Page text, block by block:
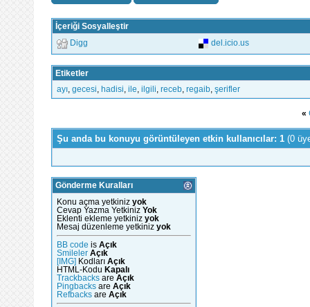
İçeriği Sosyalleştir
Digg del.icio.us
Etiketler
ayı gecesi hadisi ile ilgili receb regaib şerifler
«
Şu anda bu konuyu görüntüleyen etkin kullanıcılar: 1 (0
Gönderme Kuralları
Konu açma yetkiniz yok
Cevap Yazma Yetkiniz Yok
Eklenti ekleme yetkiniz yok
Mesaj düzenleme yetkiniz yok
BB code is Açık
Smileler Açık
[IMG] Kodları Açık
HTML-Kodu Kapalı
Trackbacks are Açık
Pingbacks are Açık
Refbacks are Açık